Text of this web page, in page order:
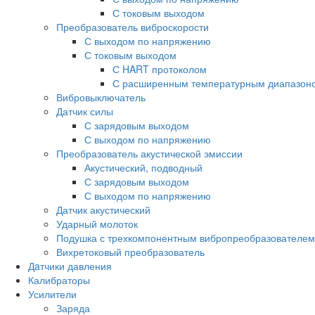
С токовым выходом
Преобразователь виброскорости
С выходом по напряжению
С токовым выходом
С HART протоколом
С расширенным температурным
Вибровыключатель
Датчик силы
С зарядовым выходом
С выходом по напряжению
Преобразователь акустической эмиссии
Акустический, подводный
С зарядовым выходом
С выходом по напряжению
Датчик акустический
Ударный молоток
Подушка с трехкомпонентным вибропреобразователем
Вихретоковый преобразователь
Дaтчики давления
Калибраторы
Усилители
Заряда